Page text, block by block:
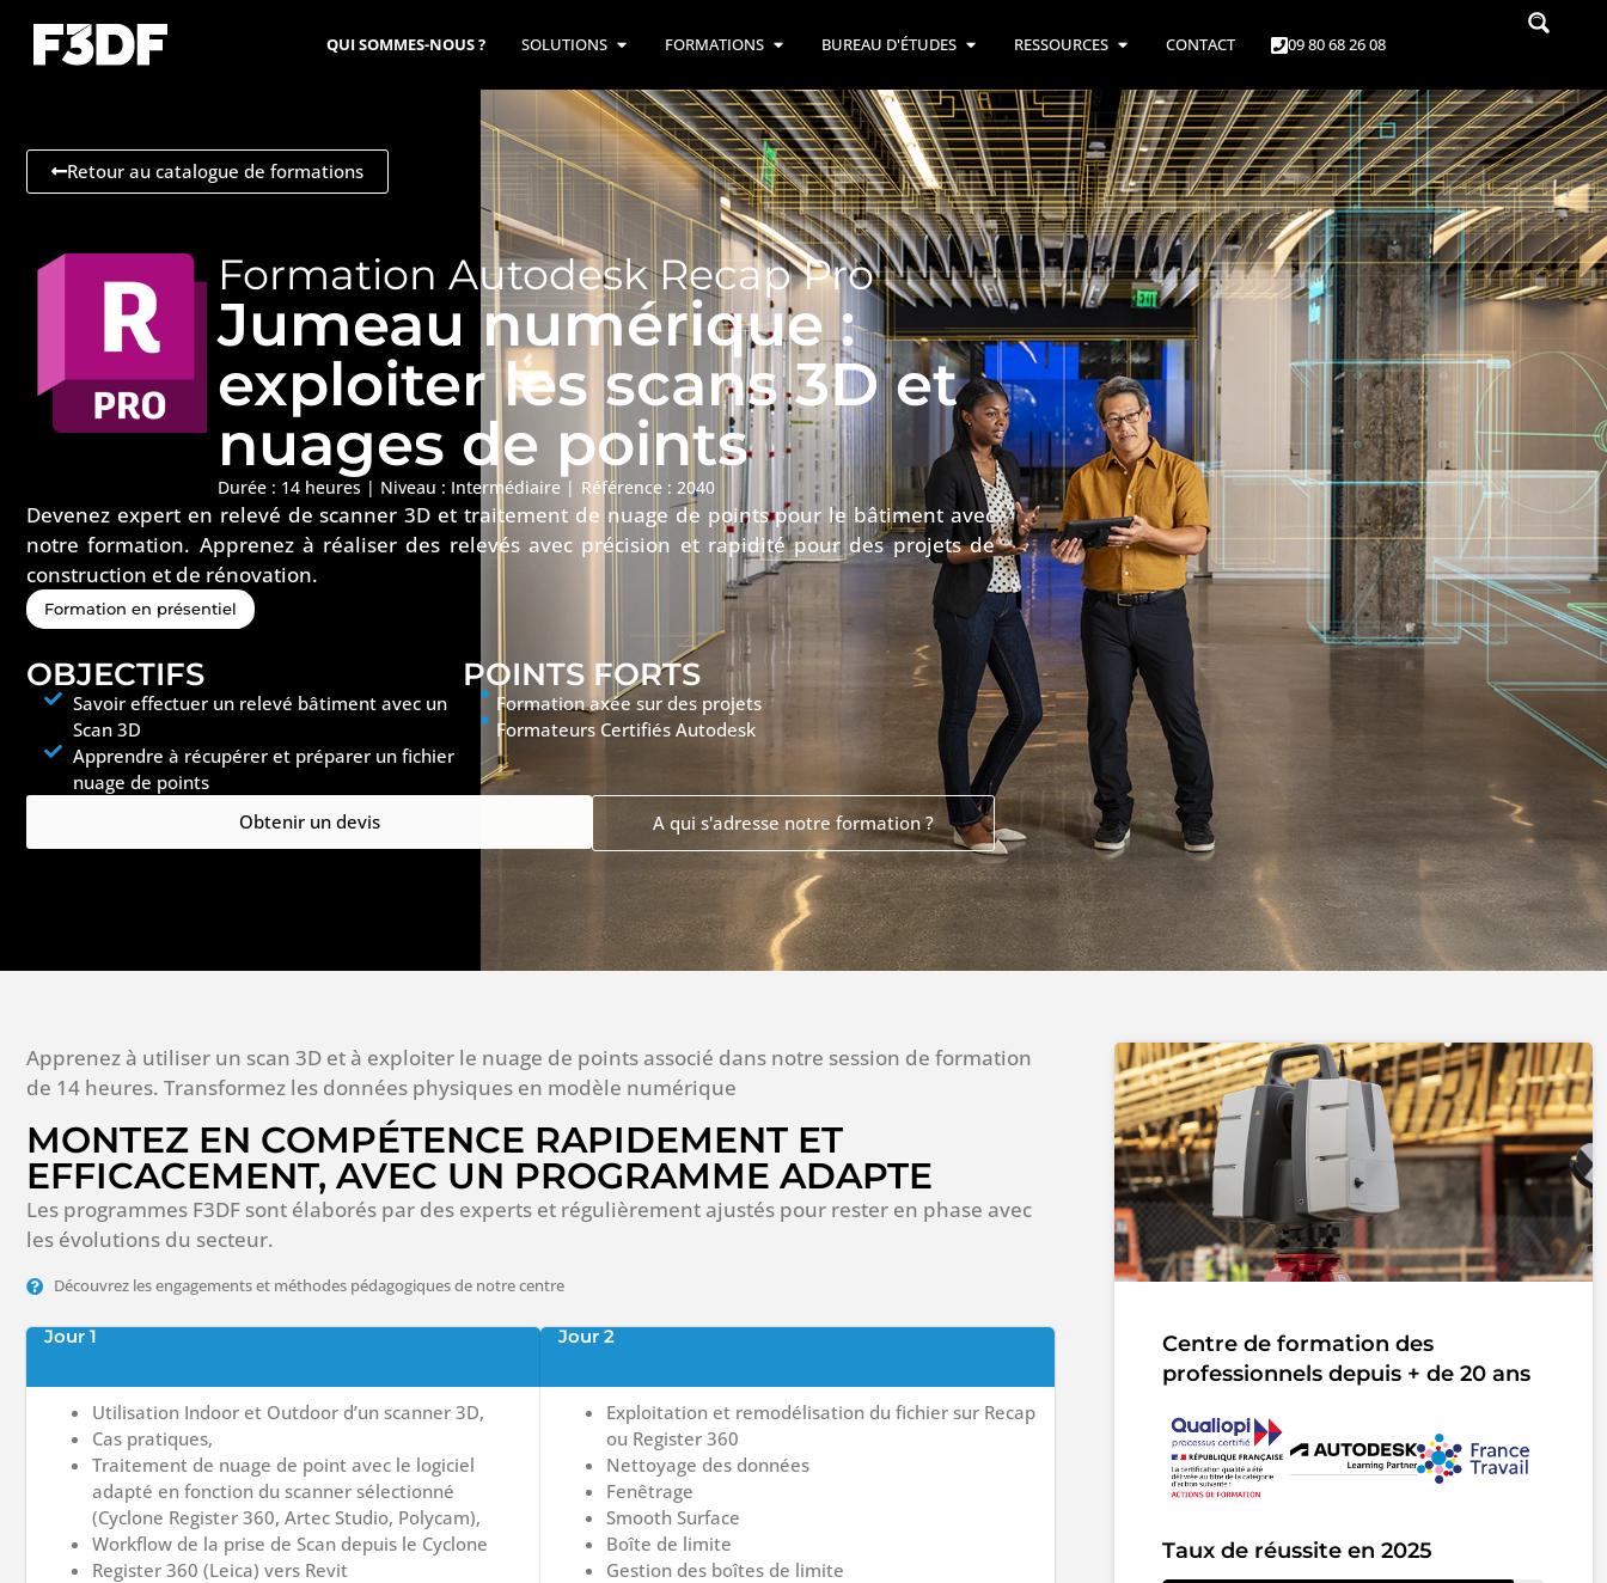
QUI SOMMES-NOUS ? SOLUTIONS FORMATIONS BUREAU D'ÉTUDES RESSOURCES CONTACT 09 80 68 26 08
Retour au catalogue de formations
Formation Autodesk Recap Pro
Jumeau numérique :
exploiter les scans 3D et
nuages de points
Durée : 14 heures | Niveau : Intermédiaire | Référence : 2040
Devenez expert en relevé de scanner 3D et traitement de nuage de points pour le bâtiment avec
notre formation. Apprenez à réaliser des relevés avec précision et rapidité pour des projets de
construction et de rénovation.
Formation en présentiel
OBJECTIFS
Savoir effectuer un relevé bâtiment avec un
Scan 3D
Apprendre à récupérer et préparer un fichier
nuage de points
POINTS FORTS
Formation axée sur des projets
Formateurs Certifiés Autodesk
Obtenir un devis A qui s'adresse notre formation ?
Apprenez à utiliser un scan 3D et à exploiter le nuage de points associé dans notre session de formation
de 14 heures. Transformez les données physiques en modèle numérique
MONTEZ EN COMPÉTENCE RAPIDEMENT ET
EFFICACEMENT, AVEC UN PROGRAMME ADAPTE
Les programmes F3DF sont élaborés par des experts et régulièrement ajustés pour rester en phase avec
les évolutions du secteur.
Découvrez les engagements et méthodes pédagogiques de notre centre
Jour 1
Utilisation Indoor et Outdoor d’un scanner 3D,
Cas pratiques,
Traitement de nuage de point avec le logiciel
adapté en fonction du scanner sélectionné
(Cyclone Register 360, Artec Studio, Polycam),
Workflow de la prise de Scan depuis le Cyclone
Register 360 (Leica) vers Revit
Jour 2
Exploitation et remodélisation du fichier sur Recap
ou Register 360
Nettoyage des données
Fenêtrage
Smooth Surface
Boîte de limite
Gestion des boîtes de limite
Centre de formation des
professionnels depuis + de 20 ans
Taux de réussite en 2025